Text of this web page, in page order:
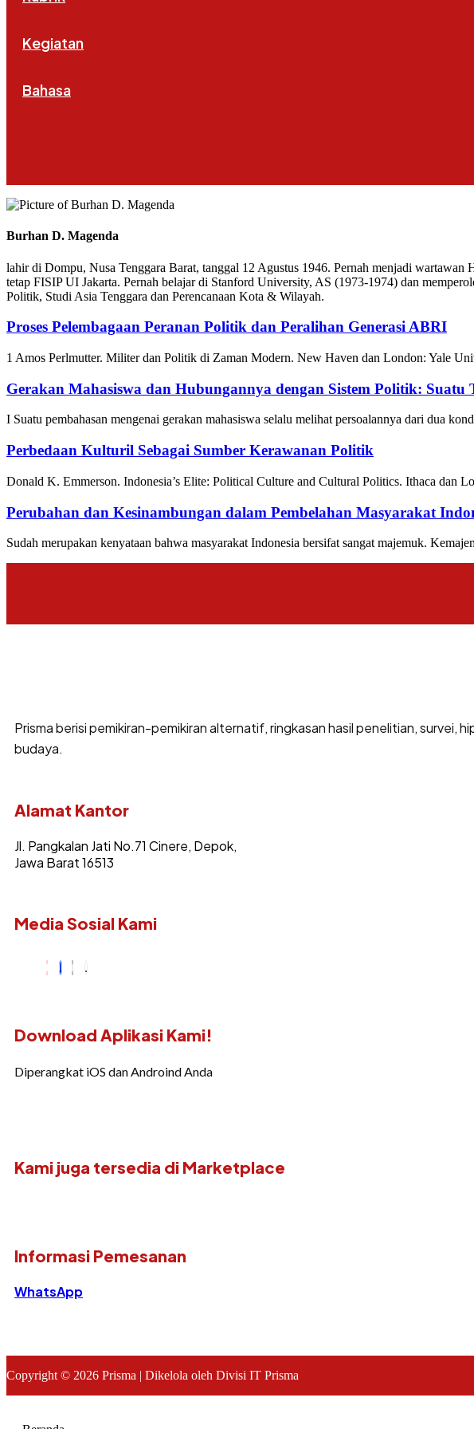
Kegiatan
Bahasa
Burhan D. Magenda
lahir di Dompu, Nusa Tenggara Barat, tanggal 12 Agustus 1946. Pernah menjadi
tetap FISIP UI Jakarta. Pernah belajar di Stanford University, AS (1973-1974) dan
Politik, Studi Asia Tenggara dan Perencanaan Kota & Wilayah.
Proses Pelembagaan Peranan Politik dan Peralihan Generasi ABRI
1 Amos Perlmutter. Militer dan Politik di Zaman Modern. New Haven dan London: Yale
Gerakan Mahasiswa dan Hubungannya dengan Sistem Politik: Suatu
I Suatu pembahasan mengenai gerakan mahasiswa selalu melihat persoalannya dari dua
Perbedaan Kulturil Sebagai Sumber Kerawanan Politik
Donald K. Emmerson. Indonesia’s Elite: Political Culture and Cultural Politics. Ithaca dan
Perubahan dan Kesinambungan dalam Pembelahan Masyarakat
Sudah merupakan kenyataan bahwa masyarakat Indonesia bersifat sangat majemuk.
Prisma berisi pemikiran-pemikiran alternatif, ringkasan hasil penelitian, survei,
budaya.
Alamat Kantor
Jl. Pangkalan Jati No.71 Cinere, Depok,
Jawa Barat 16513
Media Sosial Kami
Download Aplikasi Kami!
Diperangkat iOS dan Androind Anda
Kami juga tersedia di Marketplace
Informasi Pemesanan
WhatsApp
Copyright © 2026 Prisma | Dikelola oleh Divisi IT Prisma